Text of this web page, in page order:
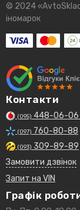
© 2024
іномарок
Контакти
(095) 448-06-06
(097) 760-80-88
(093) 309-89-89
Замовити дзвінок
Запит на VIN
Графік